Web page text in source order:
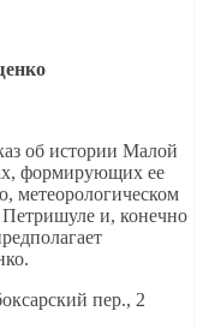
об истории Малой
формирующих ее
метеорологическом
и, конечно
пер., 2